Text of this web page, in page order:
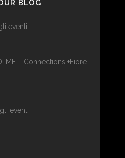
BLOG
eventi
ME – Connections +Fiore
eventi